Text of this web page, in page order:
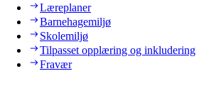
Læreplaner
Barnehagemiljø
Skolemiljø
Tilpasset opplæring og inkludering
Fravær